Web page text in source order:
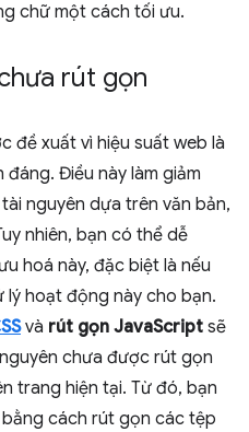
chữ một cách tối ưu.
rút gọn
đề xuất vì hiệu suất web là
Điều này làm giảm
nguyên dựa trên văn bản,
nhiên, bạn có thể dễ
hoá này, đặc biệt là nếu
hoạt động này cho bạn.
và rút gọn JavaScript sẽ
chưa được rút gọn
trang hiện tại. Từ đó, bạn
cách rút gọn các tệp